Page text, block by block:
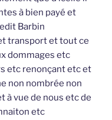
à bien payé et
Barbin
transport et tout ce
dommages etc
etc renonçant etc et
non nombrée non
à vue de nous etc de
etc